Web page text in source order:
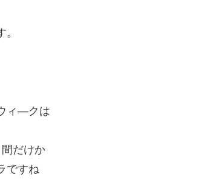
ィ―クは
だけか
ですね